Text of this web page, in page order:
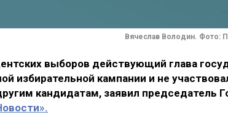
Вячеслав Володин. Фото:
выборов действующий глава
избирательной кампании и не
кандидатам, заявил председатель